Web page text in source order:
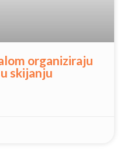
organiziraju
skijanju